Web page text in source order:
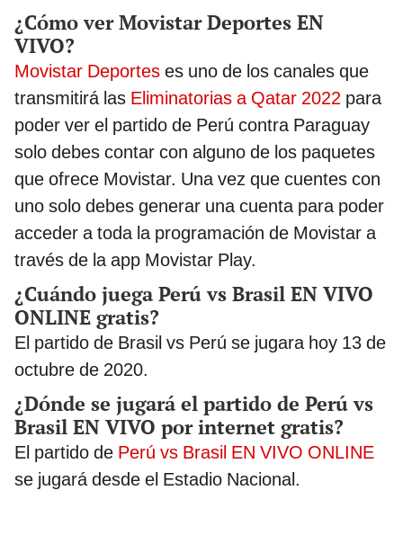
¿Cómo ver Movistar Deportes EN
VIVO?
Movistar Deportes es uno de los canales que
transmitirá las Eliminatorias a Qatar 2022 para
poder ver el partido de Perú contra Paraguay
solo debes contar con alguno de los paquetes
que ofrece Movistar. Una vez que cuentes con
uno solo debes generar una cuenta para poder
acceder a toda la programación de Movistar a
través de la app Movistar Play.
¿Cuándo juega Perú vs Brasil EN VIVO
ONLINE gratis?
El partido de Brasil vs Perú se jugara hoy 13 de
octubre de 2020.
¿Dónde se jugará el partido de Perú vs
Brasil EN VIVO por internet gratis?
El partido de Perú vs Brasil EN VIVO ONLINE
se jugará desde el Estadio Nacional.